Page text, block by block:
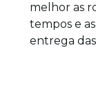
melhor as
tempos e
entrega